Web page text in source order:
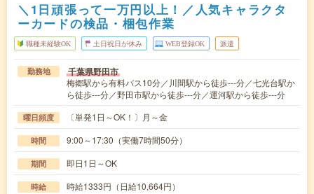
＼1日頑張って一万円以上！／人気キャラクタ
ーカードの検品・梱包作業
職種未経験OK 土日祝日が休み WEB登録OK 派遣
勤務地 千葉県野田市
梅郷駅から有料バス10分／川間駅から徒歩---分／七光台駅か
ら徒歩---分／野田市駅から徒歩---分／運河駅から徒歩---分
曜日頻度 〔単発1日～OK！〕月～金
時間 9:00～17:30（実働7時間50分）
期間 即日1日～OK
時給 時給1333円（日給10,664円）